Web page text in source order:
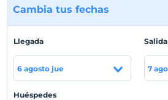
La piscina también se utiliza
una ciudad en el centro de las
Además, dentro de los límites de
picos más altos de las montañas
Cambia tus fechas
Llegada
6 agosto jue
Salida
7
Huéspedes